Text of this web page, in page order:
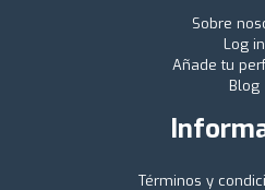
Sobre
Log in
Añade tu
Blog
Términos y